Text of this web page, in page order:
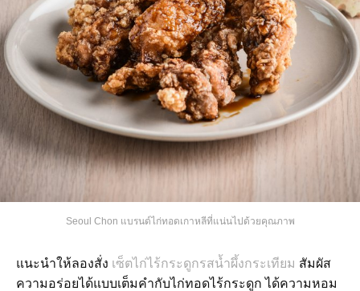
Seoul Chon แบรนด์ไก่ทอดเกาหลีที่แน่นไปด้วยคุณภาพ
แนะนำให้ลองสั่ง เซ็ตไก่ไร้กระดูกรสน้ำผึ้งกระเทียม สัมผัส
ความอร่อยได้แบบเต็มคำกับไก่ทอดไร้กระดูก ได้ความหอม